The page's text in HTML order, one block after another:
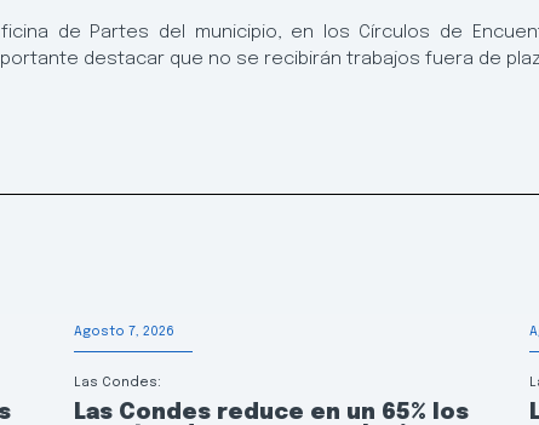
de Partes del municipio, en los Círculos de
destacar que no se recibirán trabajos fuera de
Agosto 7, 2026
Las Condes:
Las Condes reduce en un 65% los